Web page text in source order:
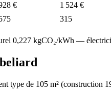
€ 1 524 €
315
0,227 kgCO₂/kWh —
type de 105 m² (construction